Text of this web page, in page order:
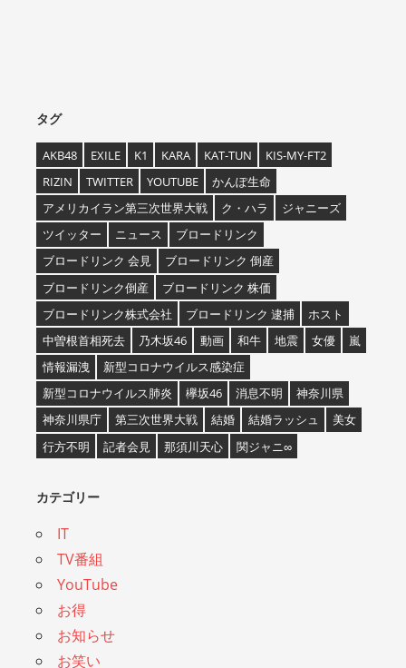
タグ
AKB48 EXILE K1 KARA KAT-TUN
KIS-MY-FT2
RIZIN
TWITTER YOUTUBE
かんぽ生命
アメリカイラン第三次世界大戦
ク・ハラ
ジャニーズ
ツイッター
ニュース
ブロードリンク
ブロードリンク 会見
ブロードリンク 倒産
ブロードリンク倒産
ブロードリンク 株価
ブロードリンク株式会社
ブロードリンク 逮捕
ホスト
中曽根首相死去
乃木坂46 動画 和牛 地震 女優
嵐
情報漏洩
新型コロナウイルス感染症
新型コロナウイルス肺炎
欅坂46 消息不明
神奈川県
神奈川県庁
第三次世界大戦 結婚 結婚ラッシュ
美女
行方不明
記者会見 那須川天心 関ジャニ∞
カテゴリー
IT
TV番組
YouTube
お得
お知らせ
お笑い